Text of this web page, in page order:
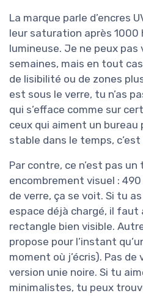
La marque parle d’encres
leur saturation après 1000
lumineuse. Je ne peux pas
semaines, mais en tout
de lisibilité ou de zones
est sous le verre, tu n’as
qui s’efface comme sur
ceux qui aiment un
stable dans le temps,
Par contre, ce n’est pas
encombrement visuel :
de verre, ça se voit. Si tu
espace déjà chargé, il faut
rectangle bien visible.
propose pour l’instant
moment où j’écris). Pas de
version unie noire. Si tu
minimalistes, tu peux